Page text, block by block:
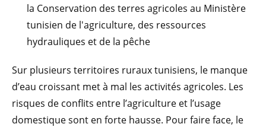
la Conservation des terres agricoles au Ministère
tunisien de l'agriculture, des ressources
hydrauliques et de la pêche
Sur plusieurs territoires ruraux tunisiens, le manque
d’eau croissant met à mal les activités agricoles. Les
risques de conflits entre l’agriculture et l’usage
domestique sont en forte hausse. Pour faire face, le